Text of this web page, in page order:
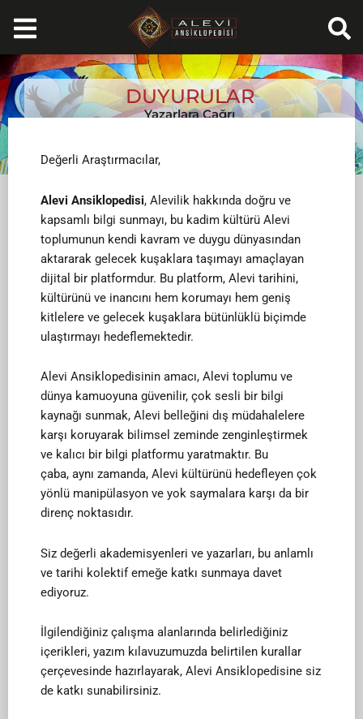
atla
DUYURULAR
Yazarlara Çağrı
Değerli Araştırmacılar,
Alevi Ansiklopedisi, Alevilik hakkında doğru ve
kapsamlı bilgi sunmayı, bu kadim kültürü Alevi
toplumunun kendi kavram ve duygu dünyasından
aktararak gelecek kuşaklara taşımayı amaçlayan
dijital bir platformdur. Bu platform, Alevi tarihini,
kültürünü ve inancını hem korumayı hem geniş
kitlelere ve gelecek kuşaklara bütünlüklü biçimde
ulaştırmayı hedeflemektedir.
Alevi Ansiklopedisinin amacı, Alevi toplumu ve
dünya kamuoyuna güvenilir, çok sesli bir bilgi
kaynağı sunmak, Alevi belleğini dış müdahalelere
karşı koruyarak bilimsel zeminde zenginleştirmek
ve kalıcı bir bilgi platformu yaratmaktır. Bu
çaba, aynı zamanda, Alevi kültürünü hedefleyen çok
yönlü manipülasyon ve yok saymalara karşı da bir
direnç noktasıdır.
Siz değerli akademisyenleri ve yazarları, bu anlamlı
ve tarihi kolektif emeğe katkı sunmaya davet
ediyoruz.
İlgilendiğiniz çalışma alanlarında belirlediğiniz
içerikleri, yazım kılavuzumuzda belirtilen kurallar
çerçevesinde hazırlayarak, Alevi Ansiklopedisine siz
de katkı sunabilirsiniz.